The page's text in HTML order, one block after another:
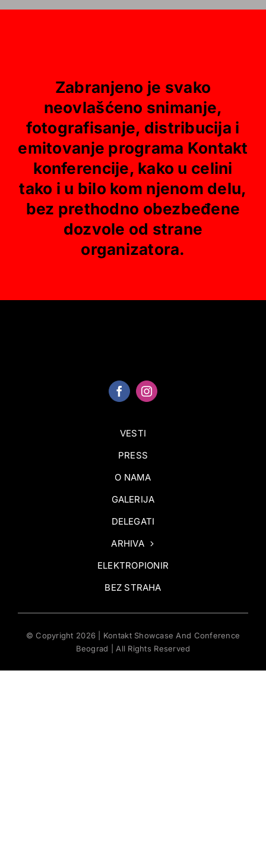
Zabranjeno je svako
neovlašćeno snimanje,
fotografisanje, distribucija i
emitovanje programa Kontakt
konferencije, kako u celini
tako i u bilo kom njenom delu,
bez prethodno obezbeđene
dozvole od strane
organizatora.
VESTI
PRESS
O NAMA
GALERIJA
DELEGATI
ARHIVA
ELEKTROPIONIR
BEZ STRAHA
© Copyright 2026 | Kontakt Showcase And Conference
Beograd | All Rights Reserved